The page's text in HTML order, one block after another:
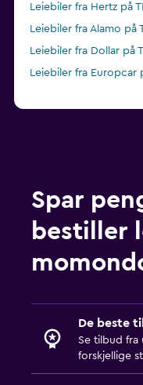
Leiebiler fra Hertz på
Leiebiler fra Alamo på
Leiebiler fra Dollar på
Leiebiler fra Europcar
Spar
bestiller
De beste
Se tilbud fra
forskjellige